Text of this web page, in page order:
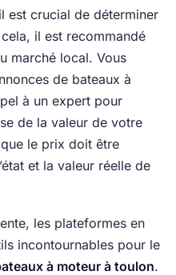
est crucial de déterminer
il est recommandé
marché local. Vous
de bateaux à
à un expert pour
de la valeur de votre
le prix doit être
et la valeur réelle de
les plateformes en
incontournables pour le
à moteur à toulon.